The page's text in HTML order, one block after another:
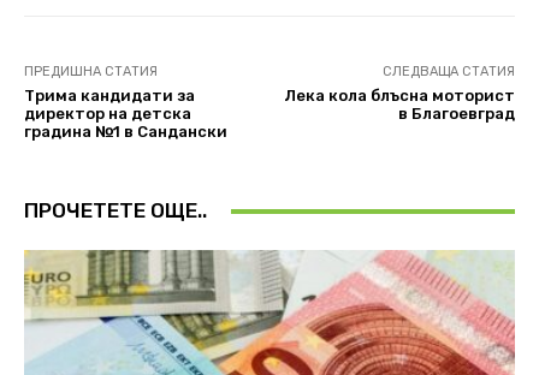
ПРЕДИШНА СТАТИЯ
Трима кандидати за
директор на детска
градина №1 в Сандански
СЛЕДВАЩА СТАТИЯ
Лека кола блъсна моторист
в Благоевград
ПРОЧЕТЕТЕ ОЩЕ..